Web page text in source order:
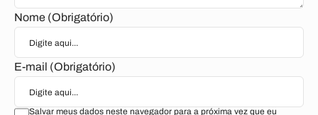
Nome (Obrigatório)
E-mail (Obrigatório)
Salvar meus dados neste navegador para a próxima vez que eu